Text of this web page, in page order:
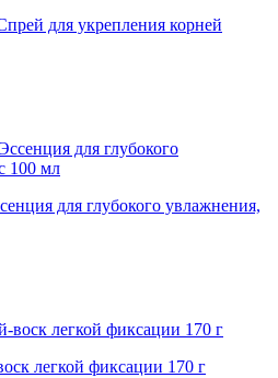
для укрепления корней
для глубокого увлажнения,
легкой фиксации 170 г